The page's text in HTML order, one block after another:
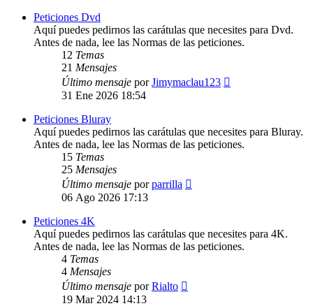
Peticiones Dvd
Aquí puedes pedirnos las carátulas que necesites para Dvd.
Antes de nada, lee las Normas de las peticiones.
12 Temas
21 Mensajes
Último mensaje porJimymaclau123
31 Ene 2026 18:54
Peticiones Bluray
Aquí puedes pedirnos las carátulas que necesites para Bluray.
Antes de nada, lee las Normas de las peticiones.
15 Temas
25 Mensajes
Último mensaje porparrilla
06 Ago 2026 17:13
Peticiones 4K
Aquí puedes pedirnos las carátulas que necesites para 4K.
Antes de nada, lee las Normas de las peticiones.
4 Temas
4 Mensajes
Último mensaje porRialto
19 Mar 2024 14:13